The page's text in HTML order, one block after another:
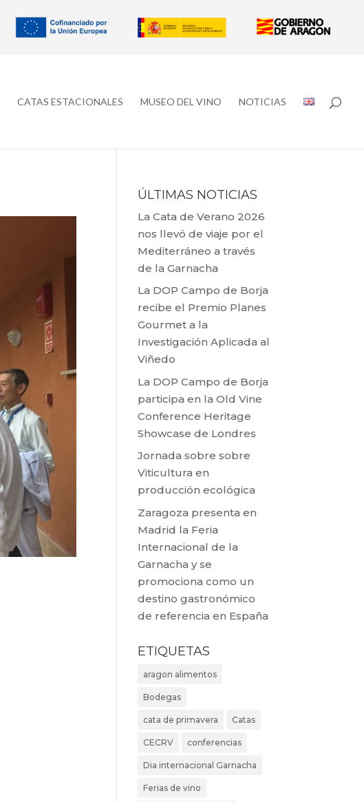
CATAS ESTACIONALES MUSEO DEL VINO NOTICIAS
ÚLTIMAS NOTICIAS
La Cata de Verano 2026
nos llevó de viaje por el
Mediterráneo a través
de la Garnacha
La DOP Campo de Borja
recibe el Premio Planes
Gourmet a la
Investigación Aplicada al
Viñedo
La DOP Campo de Borja
participa en la Old Vine
Conference Heritage
Showcase de Londres
Jornada sobre sobre
Viticultura en
producción ecológica
Zaragoza presenta en
Madrid la Feria
Internacional de la
Garnacha y se
promociona como un
destino gastronómico
de referencia en España
ETIQUETAS
aragon alimentos
Bodegas
cata de primavera Catas
CECRV conferencias
Dia internacional Garnacha
Ferias de vino